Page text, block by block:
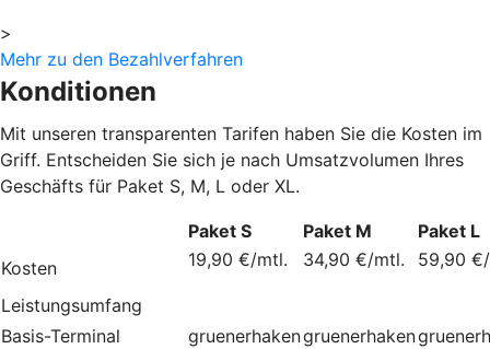
>
Mehr zu den Bezahlverfahren
Konditionen
Mit unseren transparenten Tarifen haben Sie die Kosten im
Griff. Entscheiden Sie sich je nach Umsatzvolumen Ihres
Geschäfts für Paket S, M, L oder XL.
Paket S Paket M
Paket L
Kosten
19,90 €/mtl. 34,90 €/mtl. 59,90
Leistungsumfang
Basis-Terminal
gruenerhakengruenerhaken